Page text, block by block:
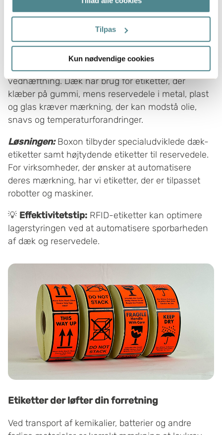
"Cookiedeklaration", eller ved at trykke på "Privacy
Hvis du tillader det, vil vi også gerne:
Indsamle præcise oplysninger om din placering,
Identificere din enhed baseret på en scanning af
dens unikke karakteristika (fingerprinting)
Dine valg anvendes på hele websitet.
Boxon bruger cookies til at optimere hjemmesidens
funktionalitet og optimere din brugeroplevelse. Ved at
tillade cookies på vores hjemmeside, giver du dit
samtykke til at bruge cookies, du kan også administrere
dine cookieindstillinger ved at klike på "Tilpas".
Tilpas
Kun nødvendige cookies
Bilindustrien
Bilindustrien kræver etiketter med ekstremt stærk
vedhæftning. Dæk har brug for etiketter, der
klæber på gummi, mens reservedele i metal, plast
og glas kræver mærkning, der kan modstå olie,
snavs og temperaturforandringer.
Løsningen:Boxon tilbyder specialudviklede dæk-
etiketter samt højtydende etiketter til reservedele.
For virksomheder, der ønsker at automatisere
deres mærkning, har vi etiketter, der er tilpasset
robotter og maskiner.
💡 Effektivitetstip: RFID-etiketter kan optimere
lagerstyringen ved at automatisere sporbarheden
af dæk og reservedele.
Etiketter der løfter din forretning
Ved transport af kemikalier, batterier og andre